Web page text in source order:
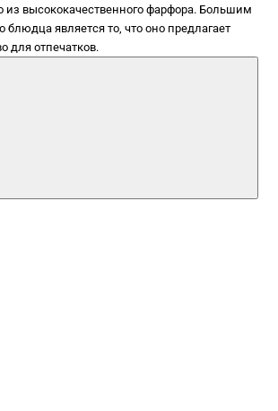
из высококачественного фарфора. Большим
блюдца является то, что оно предлагает
для отпечатков.